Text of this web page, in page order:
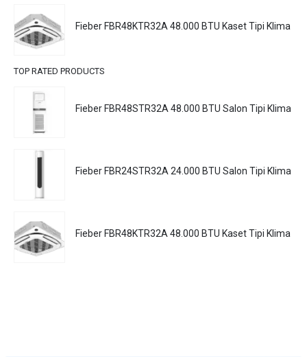
Fieber FBR48KTR32A 48.000 BTU Kaset Tipi Klima
TOP RATED PRODUCTS
Fieber FBR48STR32A 48.000 BTU Salon Tipi Klima
Fieber FBR24STR32A 24.000 BTU Salon Tipi Klima
Fieber FBR48KTR32A 48.000 BTU Kaset Tipi Klima